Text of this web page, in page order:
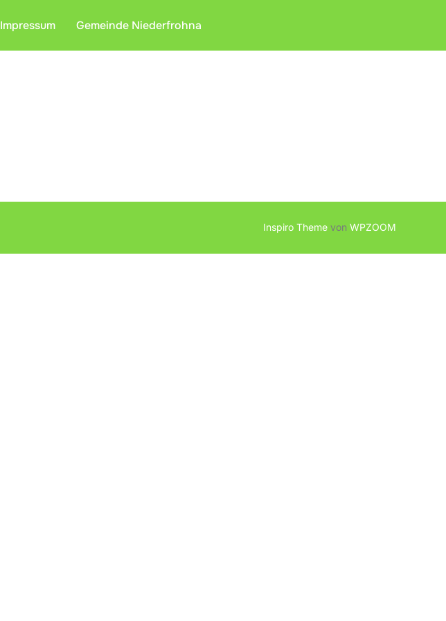
Impressum Gemeinde Niederfrohna
Inspiro Theme von WPZOOM